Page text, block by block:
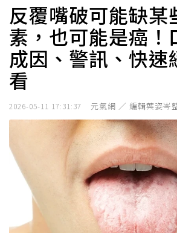
反覆嘴破可能缺某
素，也可能是癌！
成因、警訊、快速
看
2026-05-11 17:31:37 元氣網 ／ 編輯葉姿岑